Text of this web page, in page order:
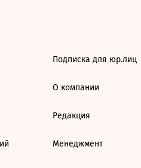
Подписка для юр.лиц
О компании
Редакция
Менеджмент